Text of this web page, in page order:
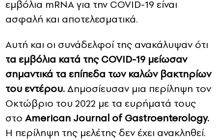
εμβόλια mRNA για την COVID-19 είναι
ασφαλή και αποτελεσματικά.
Αυτή και οι συνάδελφοί της ανακάλυψαν ότι
τα εμβόλια κατά της COVID-19 μείωσαν
σημαντικά τα επίπεδα των καλών βακτηρίων
του εντέρου.Δημοσίευσαν μια περίληψη τον
Οκτώβριο του 2022 με τα ευρήματά τους
στο American Journal of Gastroenterology.
Η περίληψη της μελέτης δεν έχει ανακληθεί.